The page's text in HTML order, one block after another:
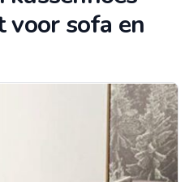
voor sofa en